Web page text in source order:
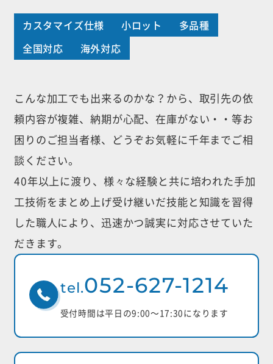
カスタマイズ仕様 小ロット
多品種
全国対応
海外対応
こんな加工でも出来るのかな？から、取引先の依
頼内容が複雑、納期が心配、 在庫がない・・等お
困りのご担当者様、どうぞお気軽に千年までご相
談ください。
40年以上に渡り、様々な経験と共に培われた手加
工技術をまとめ上げ受け継いだ技能と知識を習得
した職人により、迅速かつ誠実に対応させていた
だきます。
tel.052-627-1214
受付時間は平日の9:00〜17:30になります